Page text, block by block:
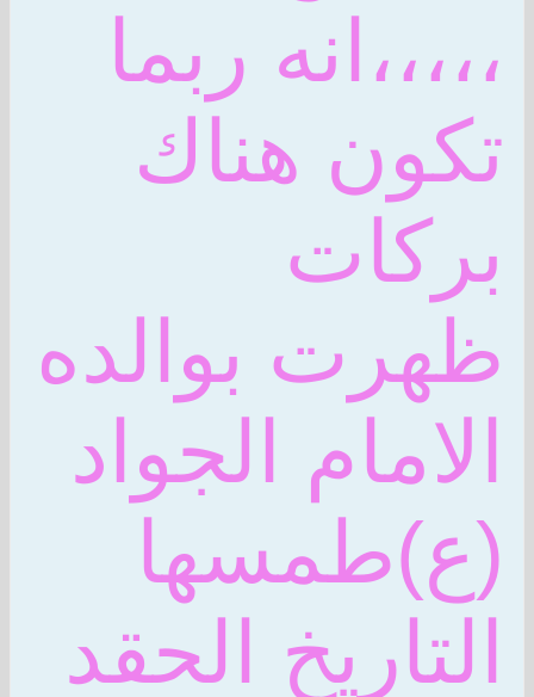
،،،،،انه ربما
تكون هناك
بركات
ظهرت بوالده
الامام الجواد
(ع)طمسها
التاريخ الحقد